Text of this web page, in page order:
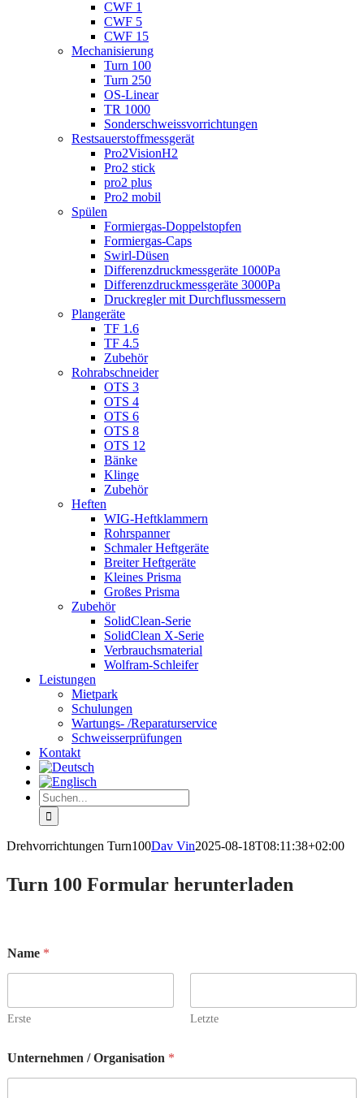
CWF 1
CWF 5
CWF 15
Mechanisierung
Turn 100
Turn 250
OS-Linear
TR 1000
Sonderschweiss­vorrichtungen
Restsauerstoff­­messgerät
Pro2VisionH2
Pro2 stick
pro2 plus
Pro2 mobil
Spülen
Formiergas-Doppelstopfen
Formiergas-Caps
Swirl-Düsen
Differenzdruckmessgeräte 1000Pa
Differenzdruckmessgeräte 3000Pa
Druckregler mit Durchflussmessern
Plangeräte
TF 1.6
TF 4.5
Zubehör
Rohrabschneider
OTS 3
OTS 4
OTS 6
OTS 8
OTS 12
Bänke
Klinge
Zubehör
Heften
WIG-Heftklammern
Rohrspanner
Schmaler Heftgeräte
Breiter Heftgeräte
Kleines Prisma
Großes Prisma
Zubehör
SolidClean-Serie
SolidClean X-Serie
Verbrauchsmaterial
Wolfram-Schleifer
Leistungen
Mietpark
Schulungen
Wartungs- /Reparaturservice
Schweisserprüfungen
Kontakt
Suche
nach:
Drehvorrichtungen Turn100Dav Vin2025-08-18T08:11:38+02:00
Turn 100 Formular herunterladen
Name *
Erste Letzte
Unternehmen / Organisation *